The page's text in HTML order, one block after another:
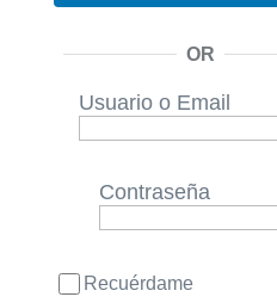
OR
Usuario o Email
Contraseña
Recuérdame